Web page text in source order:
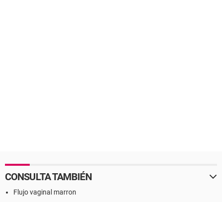
CONSULTA TAMBIÉN
Flujo vaginal marron